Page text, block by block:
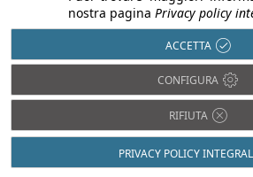
Lastre in materiale plastico
Guaine e membrane
sottotegola
nostra pagina Privacy policy
ACCETTA
CONFIGURA
RIFIUTA
PRIVACY POLICY